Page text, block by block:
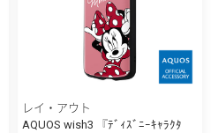
レイ・アウト
AQUOS wish3 『ﾃﾞｨｽﾞﾆｰｷｬﾗｸﾀ